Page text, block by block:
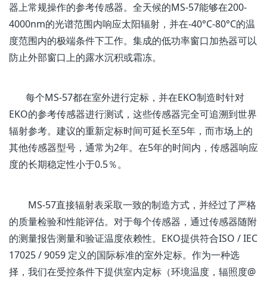
器上常规操作的参考传感器。全天候的MS-57能够在200-
4000nm的光谱范围内响应太阳辐射，并在-40°C-80°C的温
度范围内的极端条件下工作。集成的低功率窗口加热器可以
防止外部窗口上的露水沉积或霜冻。
每个MS-57都在室外进行定标，并在EKO制造时针对
EKO的参考传感器进行测试，这些传感器完全可追溯到世界
辐射参考。建议的重新定标时间可延长至5年，而市场上的
其他传感器型号，通常为2年。在5年的时间内，传感器响应
度的长期稳定性小于0.5％。
MS-57直接辐射表采取一致的制造方式，并经过了严格
的质量检验和性能评估。对于每个传感器，通过传感器随附
的测量报告测量和验证温度依赖性。EKO提供符合ISO / IEC
17025 / 9059 定义的国际标准的室外定标。作为一种选
择，我们在受控条件下提供室内定标（环境温度，辐照度@